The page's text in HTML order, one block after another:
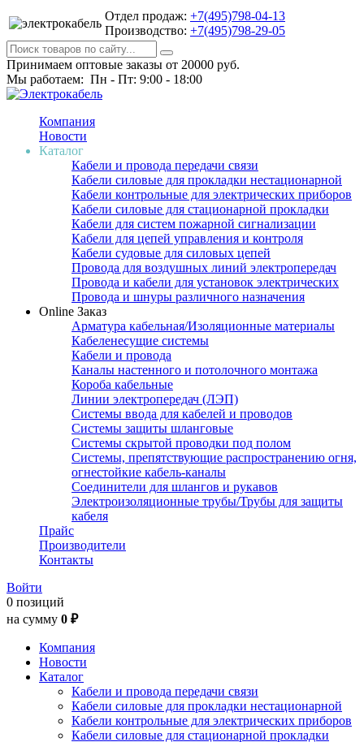
Отдел продаж: +7(495)798-04-13
Производство: +7(495)798-29-05
Принимаем оптовые заказы от 20000 руб.
Мы работаем: Пн - Пт: 9:00 - 18:00
Компания
Новости
Каталог
Кабели и провода передачи связи
Кабели силовые для прокладки нестационарной
Кабели контрольные для электрических приборов
Кабели силовые для стационарной прокладки
Кабели для систем пожарной сигнализации
Кабели для цепей управления и контроля
Кабели судовые для силовых цепей
Провода для воздушных линий электропередач
Провода и кабели для установок электрических
Провода и шнуры различного назначения
Online Заказ
Арматура кабельная/Изоляционные материалы
Кабеленесущие системы
Кабели и провода
Каналы настенного и потолочного монтажа
Короба кабельные
Линии электропередач (ЛЭП)
Системы ввода для кабелей и проводов
Системы защиты шланговые
Системы скрытой проводки под полом
Системы, препятствующие распространению огня,
огнестойкие кабель-каналы
Соединители для шлангов и рукавов
Электроизоляционные трубы/Трубы для защиты
кабеля
Прайс
Производители
Контакты
Войти
0 позиций
на сумму 0 ₽
Компания
Новости
Каталог
Кабели и провода передачи связи
Кабели силовые для прокладки нестационарной
Кабели контрольные для электрических приборов
Кабели силовые для стационарной прокладки